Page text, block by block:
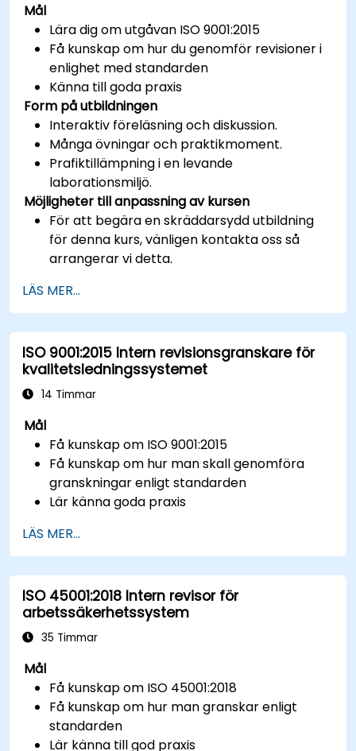
Mål
Lära dig om utgåvan ISO 9001:2015
Få kunskap om hur du genomför revisioner i
enlighet med standarden
Känna till goda praxis
Form på utbildningen
Interaktiv föreläsning och diskussion.
Många övningar och praktikmoment.
Prafiktillämpning i en levande
laborationsmiljö.
Möjligheter till anpassning av kursen
För att begära en skräddarsydd utbildning
för denna kurs, vänligen kontakta oss så
arrangerar vi detta.
LÄS MER...
ISO 9001:2015 Intern revisionsgranskare för
kvalitetsledningssystemet
14 Timmar
Mål
Få kunskap om ISO 9001:2015
Få kunskap om hur man skall genomföra
granskningar enligt standarden
Lär känna goda praxis
LÄS MER...
ISO 45001:2018 Intern revisor för
arbetssäkerhetssystem
35 Timmar
Mål
Få kunskap om ISO 45001:2018
Få kunskap om hur man granskar enligt
standarden
Lär känna till god praxis